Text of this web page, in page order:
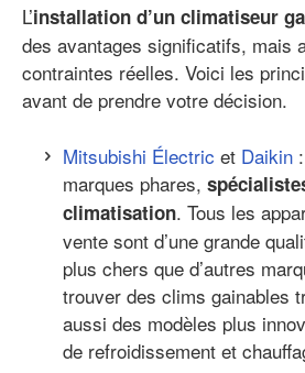
L’installation d’un climatiseur
des avantages significatifs, mais
contraintes réelles. Voici les
avant de prendre votre décision.
Mitsubishi Électric et Daikin
marques phares,
climatisation. Tous les
vente sont d’une grande
plus chers que d’autres
trouver des clims gainables
aussi des modèles plus
de refroidissement et